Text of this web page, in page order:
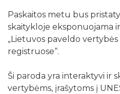
Žaisloteka
Mokamos
Maršrutai po
Laisvos darbo
Paskaitos metu bus
skaitykloje eksponuojama
„Lietuvos paveldo vertybės
registruose“.
Ši paroda yra interaktyvi ir
vertybėms, įrašytoms į